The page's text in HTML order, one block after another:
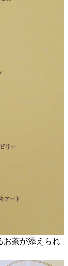
お茶が添えられ